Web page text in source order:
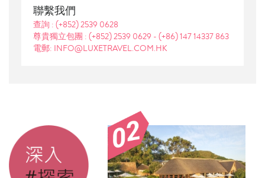
聯繫我們
查詢 : (+852) 2539 0628
尊貴獨立包團 : (+852) 2539 0629 - (+86) 147 14337 863
電郵: INFO@LUXETRAVEL.COM.HK